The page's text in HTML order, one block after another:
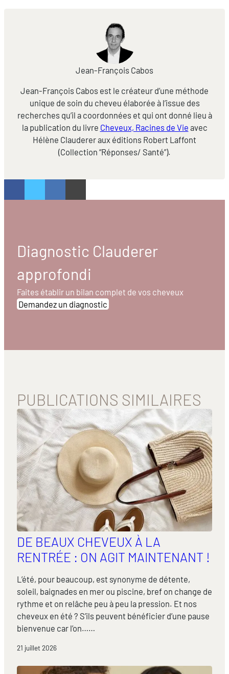
Jean-François Cabos
Jean-François Cabos est le créateur d’une méthode
unique de soin du cheveu élaborée à l’issue des
recherches qu’il a coordonnées et qui ont donné lieu à
la publication du livre Cheveux, Racines de Vie avec
Hélène Clauderer aux éditions Robert Laffont
(Collection “Réponses/ Santé”).
Diagnostic Clauderer
approfondi
Faites établir un bilan complet de vos cheveux
Demandez un diagnostic
PUBLICATIONS SIMILAIRES
DE BEAUX CHEVEUX À LA
RENTRÉE : ON AGIT MAINTENANT !
L’été, pour beaucoup, est synonyme de détente,
soleil, baignades en mer ou piscine, bref on change de
rythme et on relâche peu à peu la pression. Et nos
cheveux en été ? S’ils peuvent bénéficier d’une pause
bienvenue car l’on……
21 juillet 2026